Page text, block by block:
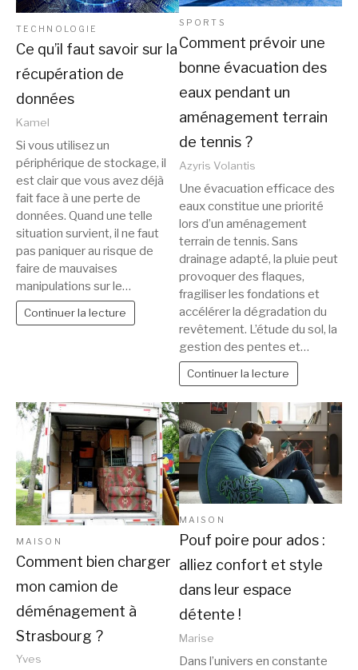
TECHNOLOGIE
Ce qu’il faut savoir sur la
récupération de
données
Kamel
Si vous utilisez un
périphérique de stockage, il
est clair que vous avez déjà
fait face à une perte de
données. Quand une telle
situation survient, il ne faut
pas paniquer au risque de
faire de mauvaises
manipulations sur le…
Continuer la lecture
SPORTS
Comment prévoir une
bonne évacuation des
eaux pendant un
aménagement terrain
de tennis ?
Azyris Volantis
Une évacuation efficace des
eaux constitue une priorité
lors d’un aménagement
terrain de tennis. Sans
drainage adapté, la pluie peut
provoquer des flaques,
fragiliser les fondations et
accélérer la dégradation du
revêtement. L’étude du sol, la
gestion des pentes et…
Continuer la lecture
MAISON
Comment bien charger
mon camion de
déménagement à
Strasbourg ?
Yves
MAISON
Pouf poire pour ados :
alliez confort et style
dans leur espace
détente !
Marise
Dans l’univers en constante